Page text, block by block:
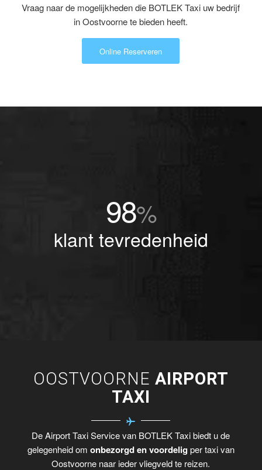
Vraag naar de mogelijkheden die BOTLEK Taxi uw bedrijf
in Oostvoorne te bieden heeft.
Online Reserveren
98%
klant tevredenheid
OOSTVOORNE AIRPORT
TAXI
De Airport Taxi Service van BOTLEK Taxi biedt u de
gelegenheid om onbezorgd en voordelig per taxi van
Oostvoorne naar ieder vliegveld te reizen.